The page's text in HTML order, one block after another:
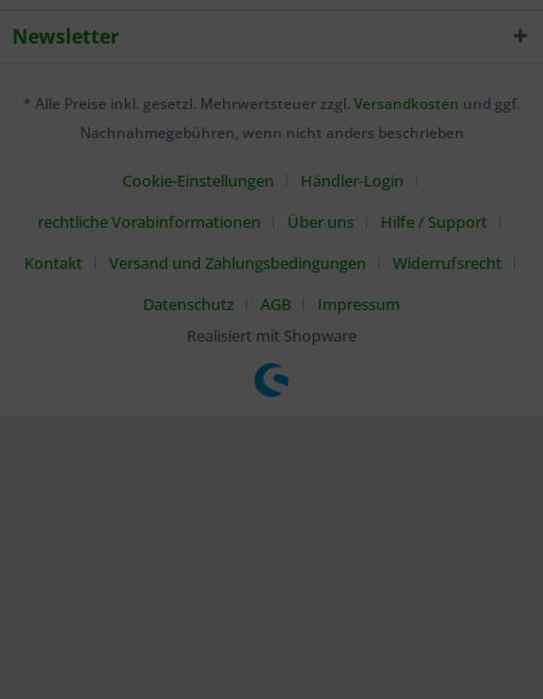
Newsletter
* Alle Preise inkl. gesetzl. Mehrwertsteuer zzgl. Versandkosten und ggf.
Nachnahmegebühren, wenn nicht anders beschrieben
Cookie-Einstellungen
Händler-Login
rechtliche Vorabinformationen
Über uns
Hilfe / Support
Kontakt
Versand und Zahlungsbedingungen
Widerrufsrecht
Datenschutz
AGB
Impressum
Realisiert mit Shopware